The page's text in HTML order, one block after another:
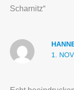
Scharnitz“
1.